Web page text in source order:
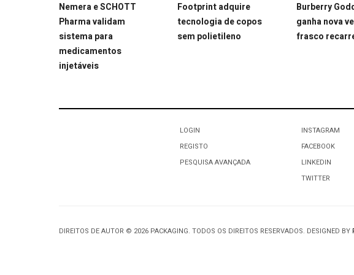
Nemera e SCHOTT
Pharma validam
sistema para
medicamentos
injetáveis
Footprint adquire
tecnologia de copos
sem polietileno
Burberry
ganha nova
frasco
LOGIN
REGISTO
PESQUISA AVANÇADA
INSTAGRAM
FACEBOOK
LINKEDIN
TWITTER
DIREITOS DE AUTOR © 2026 PACKAGING. TODOS OS DIREITOS RESERVADOS. DESIGNED BY